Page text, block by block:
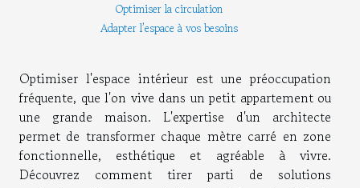
Optimiser la circulation
Adapter l’espace à vos besoins
Optimiser l'espace intérieur est une préoccupation
fréquente, que l'on vive dans un petit appartement ou
une grande maison. L'expertise d'un architecte
permet de transformer chaque mètre carré en zone
fonctionnelle, esthétique et agréable à vivre.
Découvrez comment tirer parti de solutions